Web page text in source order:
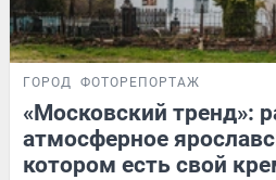
ГОРОД ФОТОРЕПОРТАЖ
«Московский тренд»:
атмосферное
котором есть свой